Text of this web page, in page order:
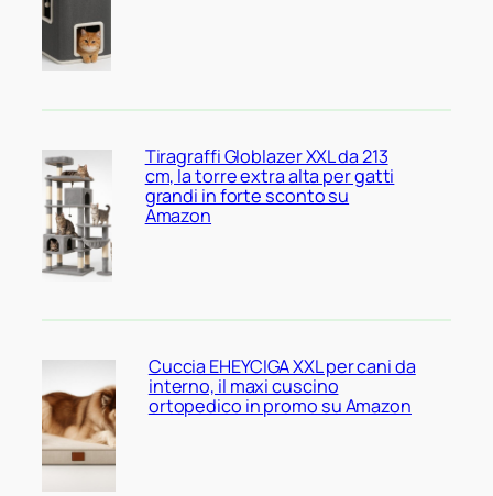
Tiragraffi Globlazer XXL da 213
cm, la torre extra alta per gatti
grandi in forte sconto su
Amazon
Cuccia EHEYCIGA XXL per cani da
interno, il maxi cuscino
ortopedico in promo su Amazon